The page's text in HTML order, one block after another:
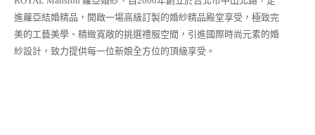
進蘿亞結婚精品，開啟一場高級訂製的婚紗精品殿堂享受，極致完
美的工藝美學、精緻寬敞的挑選禮服空間，引進國際時尚元素的婚
紗設計，致力提供每一位新娘全方位的頂級享受。